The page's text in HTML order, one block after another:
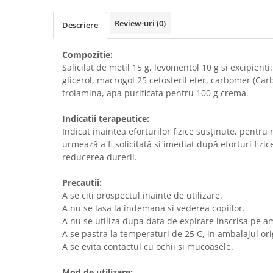
Descriere Review-uri (0)
Compozitie:
Salicilat de metil 15 g, levomentol 10 g si
glicerol, macrogol 25 cetosteril eter, carbomer
trolamina, apa purificata pentru 100 g crema.
Indicatii terapeutice:
Indicat inaintea eforturilor fizice susţinute, pentru
urmează a fi solicitată si imediat după eforturi
reducerea durerii.
Precautii:
A se citi prospectul inainte de utilizare.
A nu se lasa la indemana si vederea copiilor.
A nu se utiliza dupa data de expirare inscrisa pe
A se pastra la temperaturi de 25 C, in ambalajul
A se evita contactul cu ochii si mucoasele.